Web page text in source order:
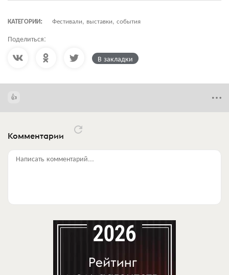
КАТЕГОРИИ: Фестивали, выставки, события
Поделиться:
В закладки
Комментарии
Написать комментарий...